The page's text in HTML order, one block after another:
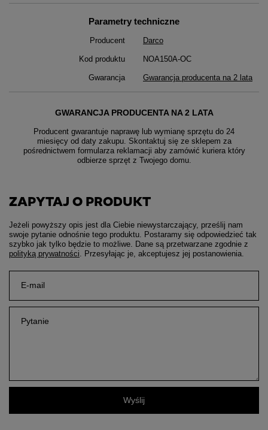
Parametry techniczne
Producent Darco
Kod produktu NOA150A-OC
Gwarancja Gwarancja producenta na 2 lata
GWARANCJA PRODUCENTA NA 2 LATA
Producent gwarantuje naprawę lub wymianę sprzętu do 24
miesięcy od daty zakupu. Skontaktuj się ze sklepem za
pośrednictwem formularza reklamacji aby zamówić kuriera który
odbierze sprzęt z Twojego domu.
ZAPYTAJ O PRODUKT
Jeżeli powyższy opis jest dla Ciebie niewystarczający, prześlij nam
swoje pytanie odnośnie tego produktu. Postaramy się odpowiedzieć tak
szybko jak tylko będzie to możliwe.
Dane są przetwarzane zgodnie z
polityką prywatności . Przesyłając je, akceptujesz jej postanowienia.
E-mail
Pytanie
Wyślij